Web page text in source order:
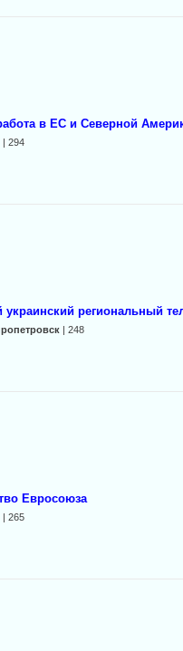
в ЕС и Северной
| 294
украинский региональный
| 248
Евросоюза
| 265